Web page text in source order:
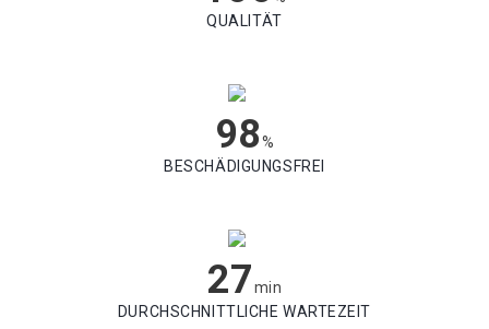
QUALITÄT
98%
BESCHÄDIGUNGSFREI
27min
DURCHSCHNITTLICHE WARTEZEIT